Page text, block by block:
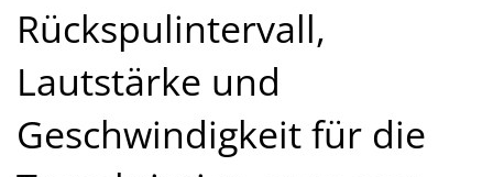
Rückspulintervall,
Lautstärke und
Geschwindigkeit für die